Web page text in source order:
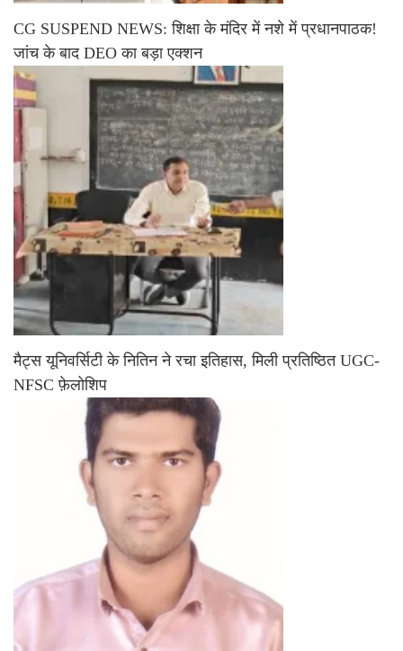
CG SUSPEND NEWS: शिक्षा के मंदिर में नशे में प्रधानपाठक!
जांच के बाद DEO का बड़ा एक्शन
मैट्स यूनिवर्सिटी के नितिन ने रचा इतिहास, मिली प्रतिष्ठित UGC-
NFSC फ़ेलोशिप